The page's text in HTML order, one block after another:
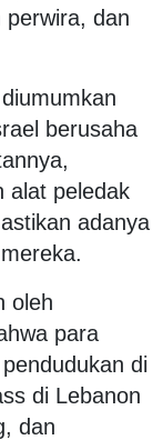
perwira, dan
berusaha
alat peledak
adanya
oleh
para
di
di Lebanon
dan